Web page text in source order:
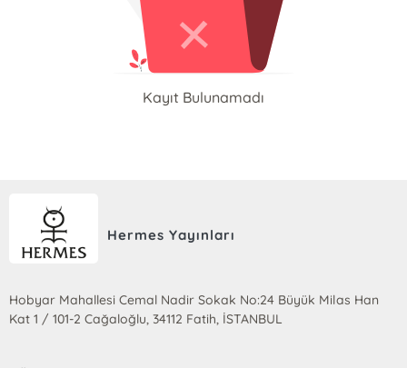
Kayıt Bulunamadı
Hermes Yayınları
Hobyar Mahallesi Cemal Nadir Sokak No:24 Büyük Milas Han
Kat 1 / 101-2 Cağaloğlu, 34112 Fatih, İSTANBUL